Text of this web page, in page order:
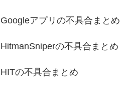
Googleアプリの不具合まとめ
HitmanSniperの不具合まとめ
HITの不具合まとめ